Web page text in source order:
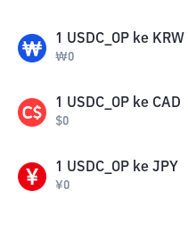
1 USDC_OP ke KRW
₩0
1 USDC_OP ke CAD
$0
1 USDC_OP ke JPY
¥0